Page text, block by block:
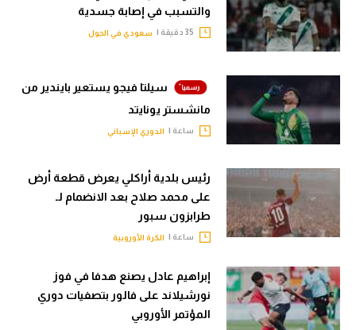
والتسبب في إصابة جسدية
سعودي في الجول
سيلتا فيجو يستعير بايندير من
مانشستر يونايتد
ساعة | الدوري الإسباني
رئيس بلدية أراكلي يعرض قطعة أرض
على محمد صلاح بعد الانضمام لـ
طرابزون سبور
ساعة | الكرة الأوروبية
إبراهيم عادل يصنع هدفا في فوز
نورشيلاند على فالور بتصفيات دوري
المؤتمر الأوروبي